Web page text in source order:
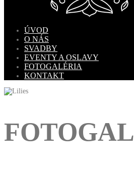
ÚVOD
O NÁS
SVADBY
EVENTY A OSLAVY
FOTOGALÉRIA
KONTAKT